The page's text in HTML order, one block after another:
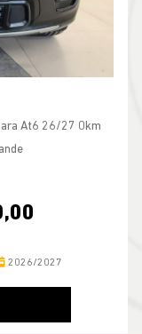
At6 26/27 0km
2026/2027